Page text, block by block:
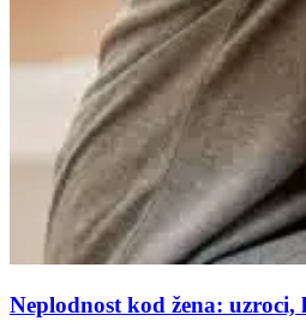
Neplodnost kod žena: